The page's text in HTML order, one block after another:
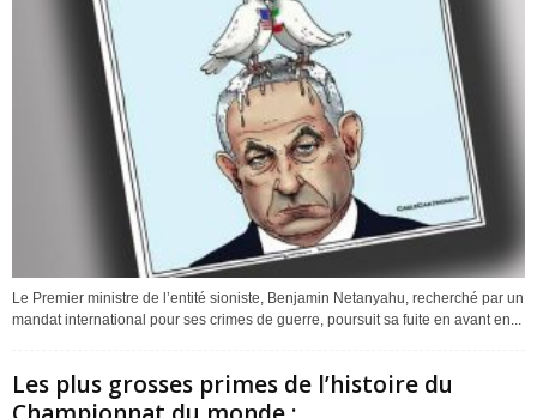
Le Premier ministre de l’entité sioniste, Benjamin Netanyahu, recherché par un
mandat international pour ses crimes de guerre, poursuit sa fuite en avant en...
Les plus grosses primes de l’histoire du